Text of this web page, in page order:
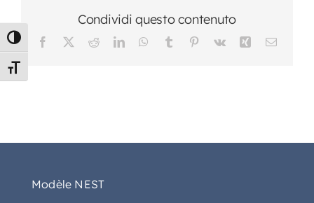
Passer en contraste élevé
Changer la taille de la police
Condividi questo contenuto
Facebook RedditLinkedInWhatsApp
Tumblr Pinterest
Vk Xing Email
Modèle NEST